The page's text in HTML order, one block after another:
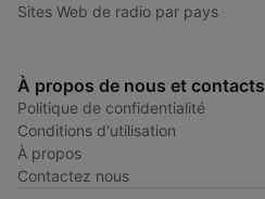
Sites Web de radio par pays
À propos de nous et contacts
Politique de confidentialité
Conditions d'utilisation
À propos
Contactez nous